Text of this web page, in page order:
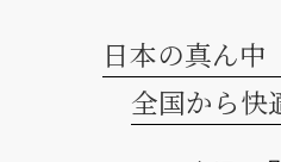
日本の真ん中
全国から快